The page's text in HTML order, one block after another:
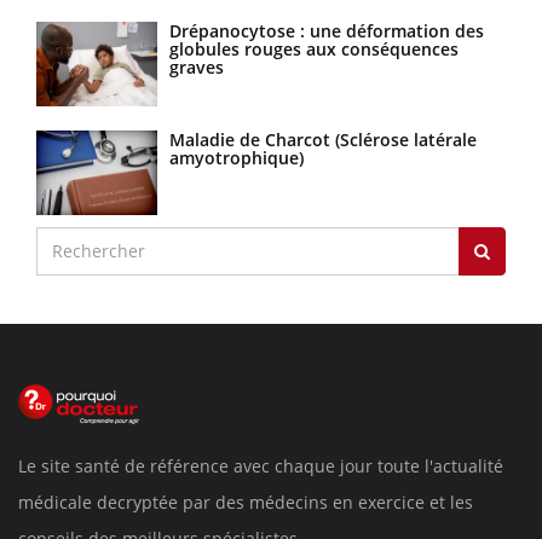
Drépanocytose : une déformation des
globules rouges aux conséquences
graves
Maladie de Charcot (Sclérose latérale
amyotrophique)
Le site santé de référence avec chaque jour toute l'actualité
médicale decryptée par des médecins en exercice et les